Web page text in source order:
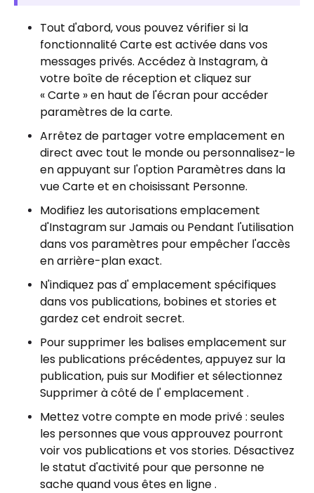
Tout d'abord, vous pouvez vérifier si la
fonctionnalité Carte est activée dans vos
messages privés. Accédez à Instagram, à
votre boîte de réception et cliquez sur
« Carte » en haut de l'écran pour accéder
paramètres de la carte.
Arrêtez de partager votre emplacement en
direct avec tout le monde ou personnalisez-le
en appuyant sur l'option Paramètres dans la
vue Carte et en choisissant Personne.
Modifiez les autorisations emplacement
d'Instagram sur Jamais ou Pendant l'utilisation
dans vos paramètres pour empêcher l'accès
en arrière-plan exact.
N'indiquez pas d' emplacement spécifiques
dans vos publications, bobines et stories et
gardez cet endroit secret.
Pour supprimer les balises emplacement sur
les publications précédentes, appuyez sur la
publication, puis sur Modifier et sélectionnez
Supprimer à côté de l' emplacement .
Mettez votre compte en mode privé : seules
les personnes que vous approuvez pourront
voir vos publications et vos stories. Désactivez
le statut d'activité pour que personne ne
sache quand vous êtes en ligne .